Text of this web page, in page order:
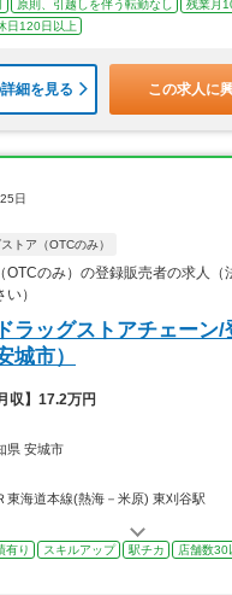
原則、引越しを伴う転勤なし 残業月
日120日以上
細を見る この求人に
日
トア（OTCのみ）
OTCのみ）の登録販売者の求人
）
ラッグストアチェーン/
城市）
収】17.2万円
県 安城市
東海道本線(熱海－米原) 東刈谷駅
有り スキルアップ 駅チカ 店舗数30